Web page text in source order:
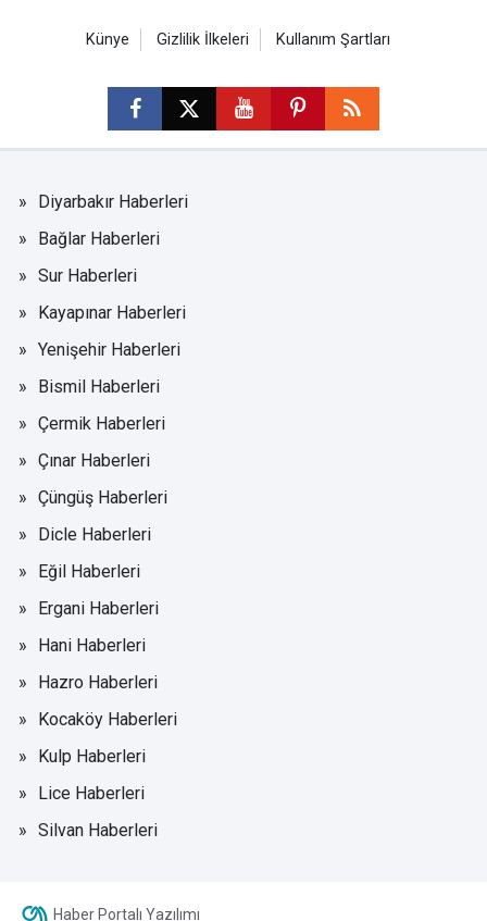
Künye Gizlilik İlkeleri Kullanım Şartları
Diyarbakır Haberleri
Bağlar Haberleri
Sur Haberleri
Kayapınar Haberleri
Yenişehir Haberleri
Bismil Haberleri
Çermik Haberleri
Çınar Haberleri
Çüngüş Haberleri
Dicle Haberleri
Eğil Haberleri
Ergani Haberleri
Hani Haberleri
Hazro Haberleri
Kocaköy Haberleri
Kulp Haberleri
Lice Haberleri
Silvan Haberleri
Haber Portalı Yazılımı